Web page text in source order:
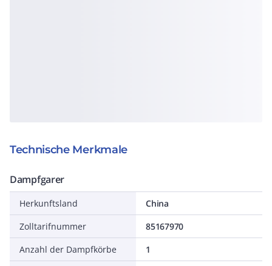
Technische Merkmale
Dampfgarer
Herkunftsland
China
Zolltarifnummer
85167970
Anzahl der Dampfkörbe
1